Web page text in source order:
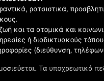
Τα υποχρεωτικά
ρατσιστικά,
και τα ατομικά και
ή διαδικτυακούς
(διεύθυνση,